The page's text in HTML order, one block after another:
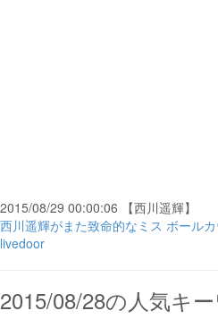
2015/08/29 00:00:06 【西川遥輝】
西川遥輝がまた致命的なミス ボール
livedoor
2015/08/28の人気キ